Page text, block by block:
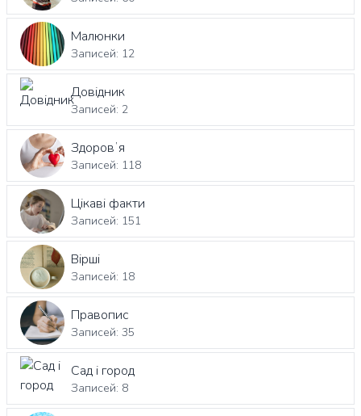
Малюнки
Записей: 12
Довідник
Записей: 2
Здоровʼя
Записей: 118
Цікаві факти
Записей: 151
Вірші
Записей: 18
Правопис
Записей: 35
Сад і город
Записей: 8